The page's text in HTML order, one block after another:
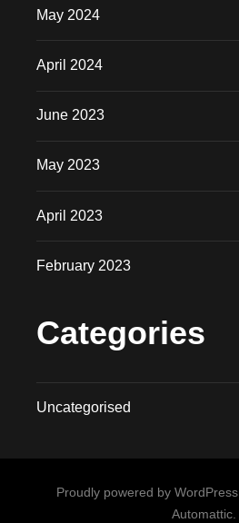
May 2024
April 2024
June 2023
May 2023
April 2023
February 2023
Categories
Uncategorised
Proudly powered by WordPress
Automattic.